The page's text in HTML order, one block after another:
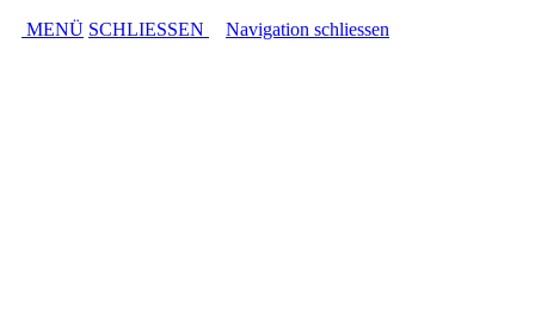
MENÜ SCHLIESSEN Navigation schliessen